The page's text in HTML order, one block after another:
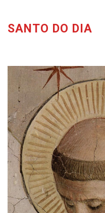
SANTO DO DIA